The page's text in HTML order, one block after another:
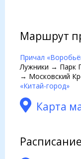
Маршрут
Причал
Лужники → Парк
→ Московский
«Китай-город»
Карта
Расписание